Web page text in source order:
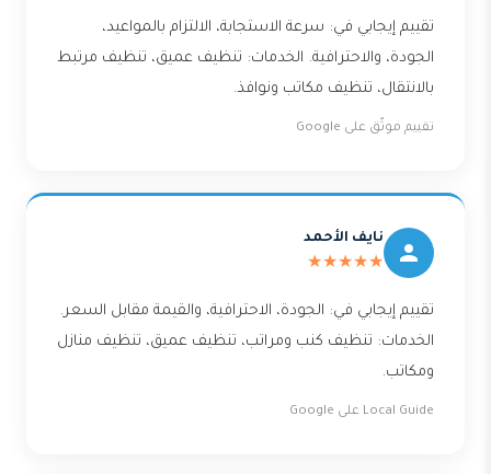
تقييم إيجابي في: سرعة الاستجابة، الالتزام بالمواعيد،
الجودة، والاحترافية. الخدمات: تنظيف عميق، تنظيف مرتبط
بالانتقال، تنظيف مكاتب ونوافذ.
تقييم موثّق على Google
نايف الأحمد
★★★★★
تقييم إيجابي في: الجودة، الاحترافية، والقيمة مقابل السعر.
الخدمات: تنظيف كنب ومراتب، تنظيف عميق، تنظيف منازل
ومكاتب.
Local Guide على Google